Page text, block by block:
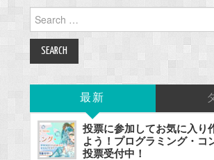
for:
最新
投票に参加してお気に入り
よう！プログラミング・コ
投票受付中！